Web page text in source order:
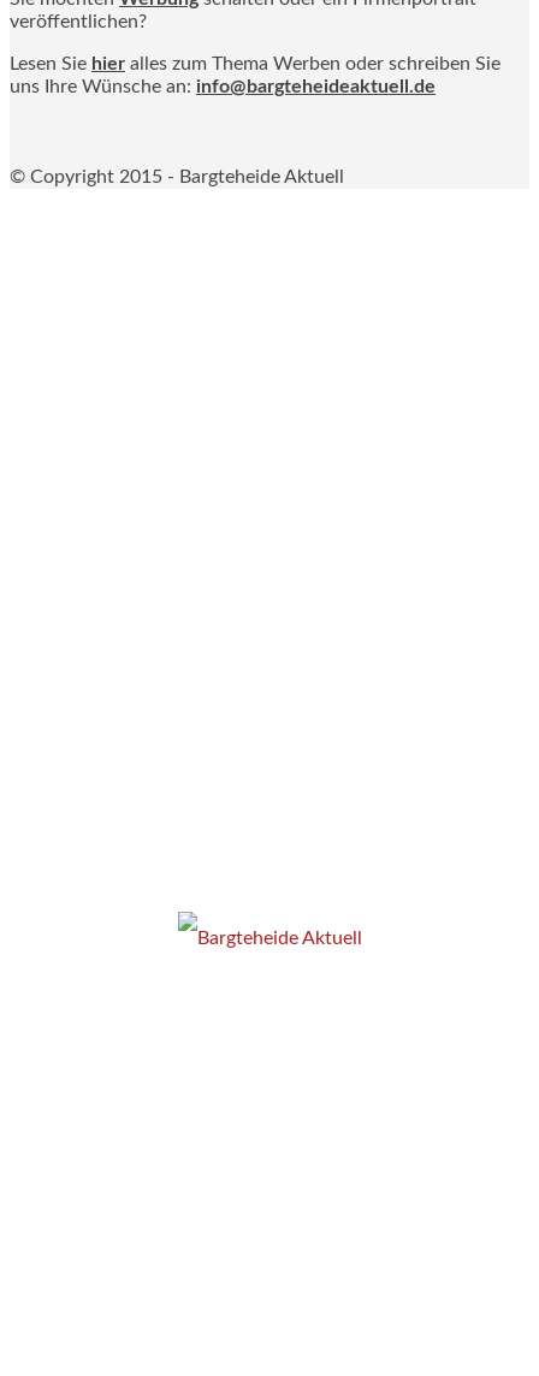
veröffentlichen?
Lesen Sie hier alles zum Thema Werben oder schreiben Sie
uns Ihre Wünsche an: info@bargteheideaktuell.de
© Copyright 2015 - Bargteheide Aktuell